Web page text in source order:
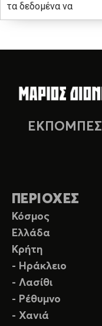
τα δεδομένα να
ΕΚΠΟΜΠΕΣ
ΠΕΡΙΟΧΕΣ
Κόσμος
Ελλάδα
Κρήτη
- Ηράκλειο
- Λασίθι
- Ρέθυμνο
- Χανιά